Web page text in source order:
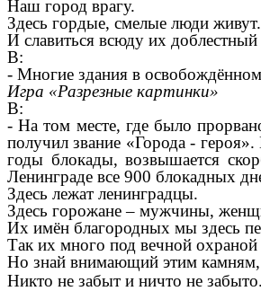
Наш город врагу.
Здесь гордые, смелые люди живут.
И славиться всюду их доблестный
В:
- Многие здания в
Игра «Разрезные картинки»
В:
- На том месте, где было
получил звание «Города -
годы блокады, возвышается
Ленинграде все 900 блокадных
Здесь лежат ленинградцы.
Здесь горожане – мужчины,
Их имён благородных мы здесь
Так их много под вечной охраной
Но знай внимающий этим камням,
Никто не забыт и ничто не забыто.